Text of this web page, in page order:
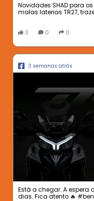
Novidades SHAD para
malas laterias TR27,
3 0 0
3 semanas atrás
Está a chegar. A espera
dias. Fica atento 🔥